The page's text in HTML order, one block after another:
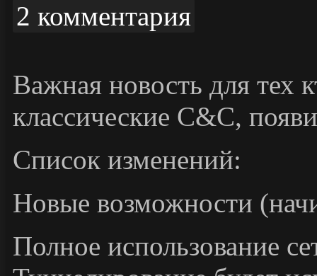
2 комментария
Важная новость для тех
классические C&C,
Список изменений:
Новые возможности
Полное использование